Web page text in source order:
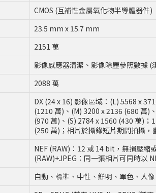
CMOS (互補性金屬氧化物半導體器件)
23.5 mm x 15.7 mm
2151 萬
影像感應器清潔、影像除塵參照數據
2088 萬
DX (24 x 16) 影像區域：(L) 5568 x
(1210 萬)、(M) 3200 x 2136 (680 萬)
(970 萬)、(S) 2784 x 1560 (430 萬)
(250 萬)；相片於攝錄短片期間拍攝
NEF (RAW)：12 或 14 bit，無損壓縮
(RAW)+JPEG：同一張相片可同時以
自動、標準、中性、鮮明、單色、人